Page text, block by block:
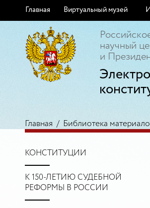
Главная Виртуальный музей
научный
и
Главная / Библиотека
КОНСТИТУЦИИ
К 150-ЛЕТИЮ СУДЕБНОЙ
РЕФОРМЫ В РОССИИ